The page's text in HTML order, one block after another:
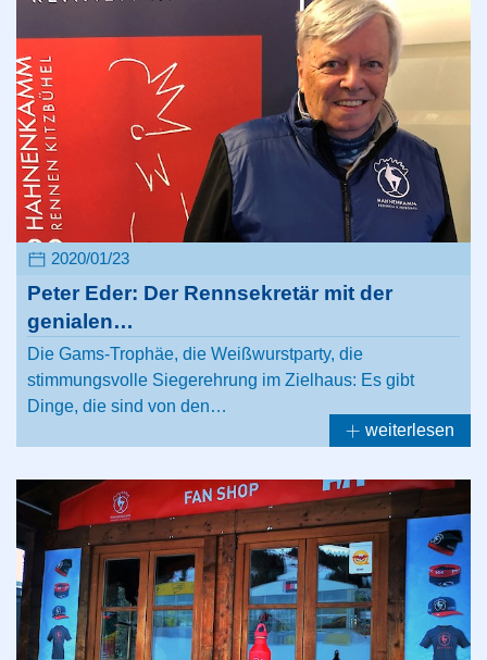
2020/01/23
Peter Eder: Der Rennsekretär mit der
genialen…
Die Gams-Trophäe, die Weißwurstparty, die
stimmungsvolle Siegerehrung im Zielhaus: Es gibt
Dinge, die sind von den…
weiterlesen